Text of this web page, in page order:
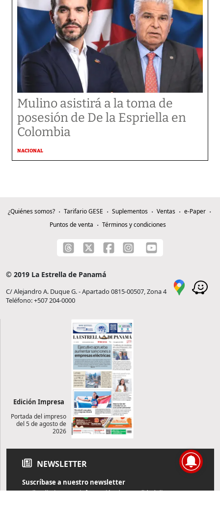
Mulino asistirá a la toma de
posesión de De la Espriella en
Colombia
NACIONAL
¿Quiénes somos? Tarifario GESE Suplementos Ventas
e-Paper
Puntos de venta
Términos y condiciones
© 2019 La Estrella de Panamá
C/ Alejandro A. Duque G. - Apartado 0815-00507, Zona 4
Teléfono: +507 204-0000
Edición Impresa
Portada del impreso
del 5 de agosto de
2026
NEWSLETTER
Suscríbase a nuestro newsletter
Reciba diariamente información de actualidad directamente en